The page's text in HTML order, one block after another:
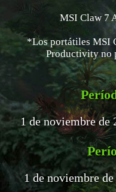
MSI Claw 7
*Los portátiles MSI
Productivity no
1 de noviembre de
1 de noviembre